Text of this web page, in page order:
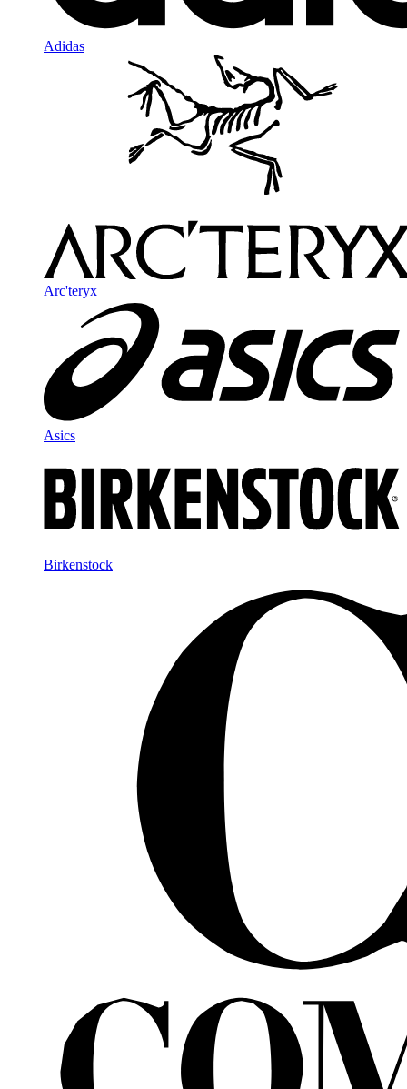
Adidas
Arc'teryx
Asics
Birkenstock